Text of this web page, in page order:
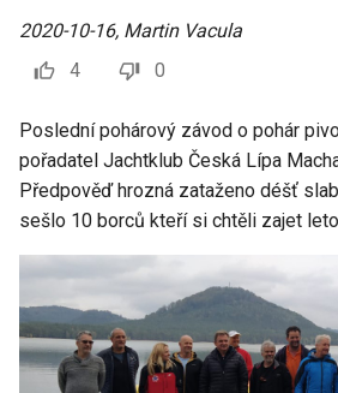
2020-10-16, Martin Vacula
4
0
Poslední pohárový závod o pohár
pořadatel Jachtklub Česká Lípa
Předpověď hrozná zataženo déšť
sešlo 10 borců kteří si chtěli zajet